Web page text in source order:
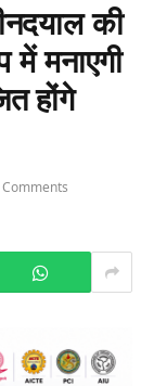
की
में मनाएगी
होंगे
Comments